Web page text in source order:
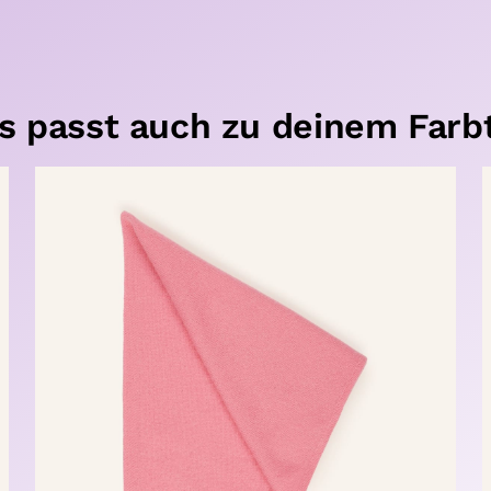
passt auch zu deinem